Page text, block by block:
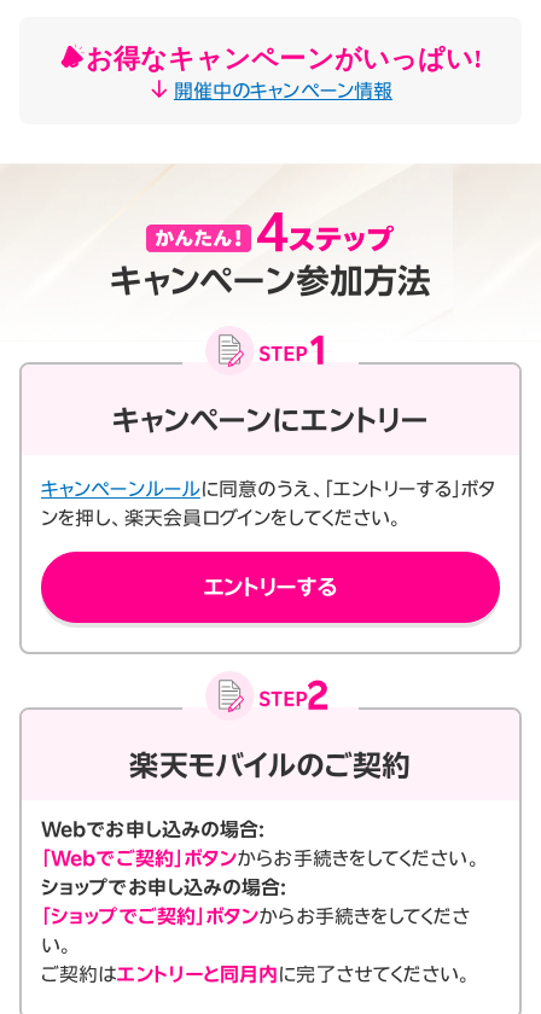
お得なキャンペーンがいっぱい!
開催中のキャンペーン情報
キャンペーン参加方法
キャンペーンにエントリー
キャンペーンルールに同意のうえ、「エントリーする」ボタ
ンを押し、楽天会員ログインをしてください。
エントリーする
楽天モバイルのご契約
Webでお申し込みの場合:
「Webでご契約」ボタンからお手続きをしてください。
ショップでお申し込みの場合:
「ショップでご契約」ボタンからお手続きをしてくださ
い。
ご契約はエントリーと同月内に完了させてください。